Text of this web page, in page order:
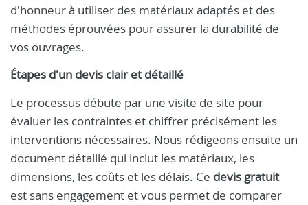
d'honneur à utiliser des matériaux adaptés et des
méthodes éprouvées pour assurer la durabilité de
vos ouvrages.
Étapes d'un devis clair et détaillé
Le processus débute par une visite de site pour
évaluer les contraintes et chiffrer précisément les
interventions nécessaires. Nous rédigeons ensuite un
document détaillé qui inclut les matériaux, les
dimensions, les coûts et les délais. Ce devis gratuit
est sans engagement et vous permet de comparer